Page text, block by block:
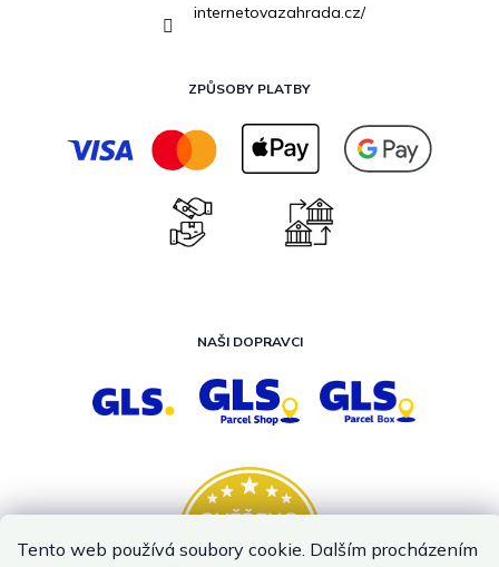
Tento web používá soubory cookie. Dalším procházením
internetovazahrada.cz/
ZPŮSOBY PLATBY
NAŠI DOPRAVCI